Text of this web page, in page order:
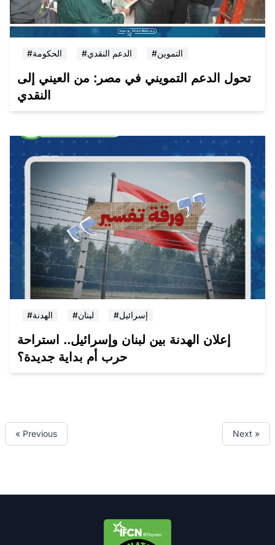
#الحكومة #الدعم النقدي #التموين
تحول الدعم التمويني في مصر: من العيني إلى
النقدي
#الهدنة #لبنان #إسرائيل
إعلان الهدنة بين لبنان وإسرائيل.. استراحة
حرب أم بداية جديدة؟
« Previous Next »